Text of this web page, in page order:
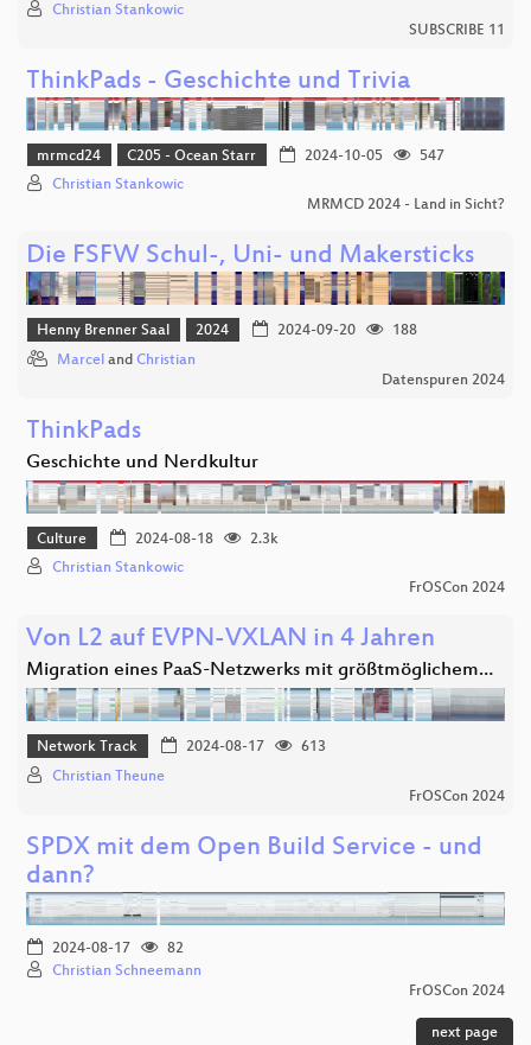
Christian Stankowic
SUBSCRIBE 11
ThinkPads - Geschichte und Trivia
mrmcd24 C205 - Ocean Starr 2024-10-05
547
Christian Stankowic
MRMCD 2024 - Land in Sicht?
Die FSFW Schul-, Uni- und Makersticks
Henny Brenner Saal 2024 2024-09-20
188
Marcel and Christian
Datenspuren 2024
ThinkPads
Geschichte und Nerdkultur
Culture 2024-08-18
2.3k
Christian Stankowic
FrOSCon 2024
Von L2 auf EVPN-VXLAN in 4 Jahren
Migration eines PaaS-Netzwerks mit größtmöglichem…
Network Track 2024-08-17
613
Christian Theune
FrOSCon 2024
SPDX mit dem Open Build Service - und
dann?
2024-08-17
82
Christian Schneemann
FrOSCon 2024
next page